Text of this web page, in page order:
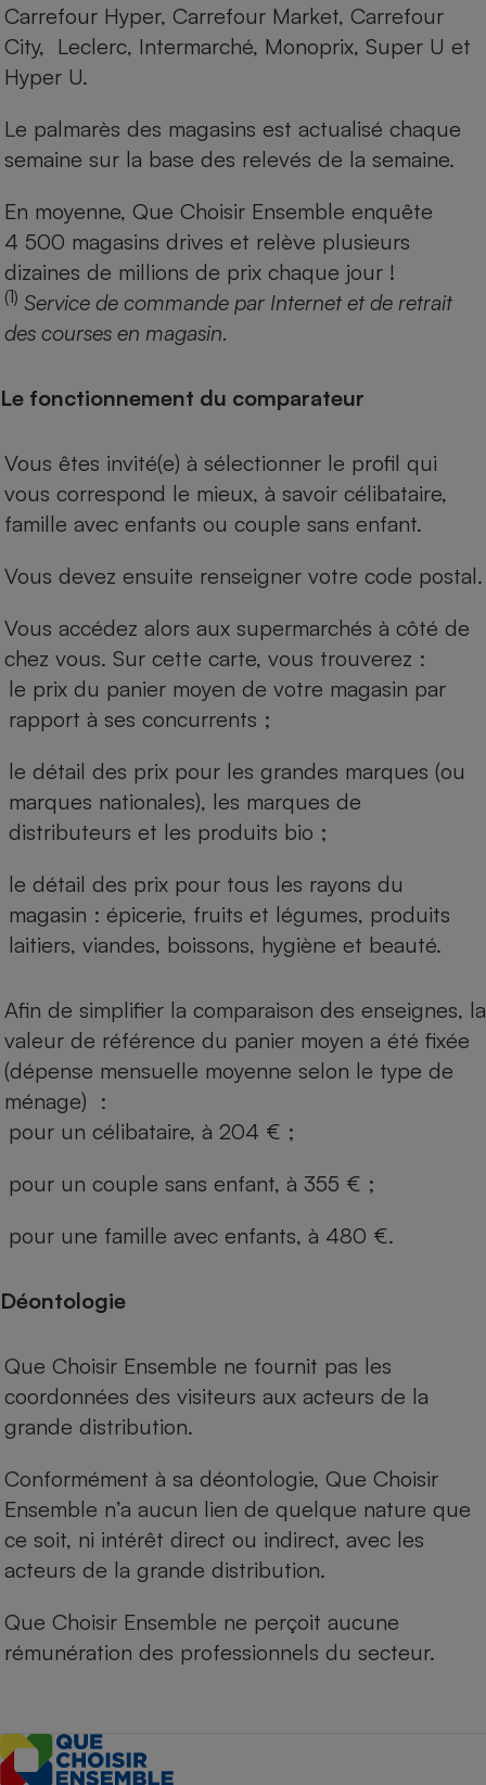
Carrefour Hyper, Carrefour Market, Carrefour
City, Leclerc, Intermarché, Monoprix, Super U et
Hyper U.
Le palmarès des magasins est actualisé chaque
semaine sur la base des relevés de la semaine.
En moyenne, Que Choisir Ensemble enquête
4 500 magasins drives et relève plusieurs
dizaines de millions de prix chaque jour !
(1) Service de commande par Internet et de retrait
des courses en magasin.
Le fonctionnement du comparateur
Vous êtes invité(e) à sélectionner le profil qui
vous correspond le mieux, à savoir célibataire,
famille avec enfants ou couple sans enfant.
Vous devez ensuite renseigner votre code postal.
Vous accédez alors aux supermarchés à côté de
chez vous. Sur cette carte, vous trouverez :
le prix du panier moyen de votre magasin par
rapport à ses concurrents ;
le détail des prix pour les grandes marques (ou
marques nationales), les marques de
distributeurs et les produits bio ;
le détail des prix pour tous les rayons du
magasin : épicerie, fruits et légumes, produits
laitiers, viandes, boissons, hygiène et beauté.
Afin de simplifier la comparaison des enseignes, la
valeur de référence du panier moyen a été fixée
(dépense mensuelle moyenne selon le type de
ménage) :
pour un célibataire, à 204 € ;
pour un couple sans enfant, à 355 € ;
pour une famille avec enfants, à 480 €.
Déontologie
Que Choisir Ensemble ne fournit pas les
coordonnées des visiteurs aux acteurs de la
grande distribution.
Conformément à sa déontologie, Que Choisir
Ensemble n’a aucun lien de quelque nature que
ce soit, ni intérêt direct ou indirect, avec les
acteurs de la grande distribution.
Que Choisir Ensemble ne perçoit aucune
rémunération des professionnels du secteur.